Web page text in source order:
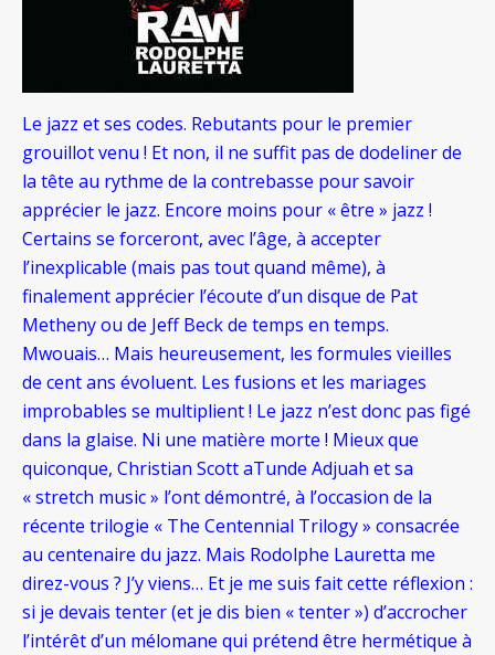
Le jazz et ses codes. Rebutants pour le premier
grouillot venu ! Et non, il ne suffit pas de dodeliner de
la tête au rythme de la contrebasse pour savoir
apprécier le jazz. Encore moins pour « être » jazz !
Certains se forceront, avec l’âge, à accepter
l’inexplicable (mais pas tout quand même), à
finalement apprécier l’écoute d’un disque de Pat
Metheny ou de Jeff Beck de temps en temps.
Mwouais… Mais heureusement, les formules vieilles
de cent ans évoluent. Les fusions et les mariages
improbables se multiplient ! Le jazz n’est donc pas figé
dans la glaise. Ni une matière morte ! Mieux que
quiconque, Christian Scott aTunde Adjuah et sa
« stretch music » l’ont démontré, à l’occasion de la
récente trilogie « The Centennial Trilogy » consacrée
au centenaire du jazz. Mais Rodolphe Lauretta me
direz-vous ? J’y viens… Et je me suis fait cette réflexion :
si je devais tenter (et je dis bien « tenter ») d’accrocher
l’intérêt d’un mélomane qui prétend être hermétique à